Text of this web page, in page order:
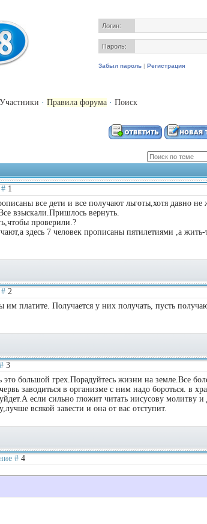
Логин:
Пароль:
Забыл пароль | Регистрация
Участники · Правила форума · Поиск
1
все дети и все получают льготы,хотя давно не
взыскали.Пришлось вернуть.
проверили.?
здесь 7 человек прописаны пятилетиями ,а жить-
2
им платите. Получается у них получать, пусть
3
это большой грех.Порадуйтесь жизни на земле.Все
заводиться в организме с ним надо бороться. в
если сильно гложит читать иисусову молитву и
всякой завести и она от вас отступит.
# 4